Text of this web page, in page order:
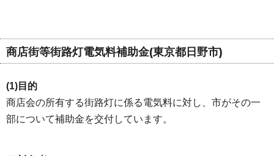
商店街等街路灯電気料補助金(東京都日野市)
(1)目的
商店会の所有する街路灯に係る電気料に対し、市がその一
部について補助金を交付しています。